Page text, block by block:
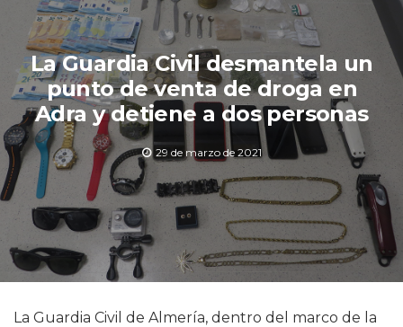
La Guardia Civil desmantela un
punto de venta de droga en
Adra y detiene a dos personas
29 de marzo de 2021
La Guardia Civil de Almería, dentro del marco de la